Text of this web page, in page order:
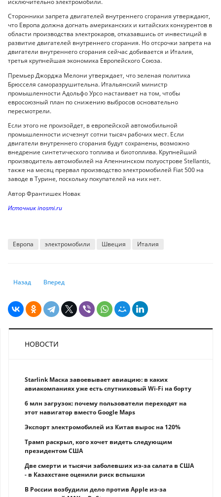
исключительно электромобили.
Сторонники запрета двигателей внутреннего сгорания утверждают,
что Европа должна догнать американских и китайских конкурентов в
области производства электрокаров, отказавшись от инвестиций в
развитие двигателей внутреннего сгорания. Но отсрочки запрета на
двигатели внутреннего сгорания сейчас добивается и Италия,
третья крупнейшая экономика Европейского Союза.
Премьер Джорджа Мелони утверждает, что зеленая политика
Брюсселя саморазрушительна. Итальянский министр
промышленности Адольфо Урсо настаивает на том, чтобы
евросоюзный план по снижению выбросов основательно
пересмотрели.
Если этого не произойдет, в европейской автомобильной
промышленности исчезнут сотни тысяч рабочих мест. Если
двигатели внутреннего сгорания будут сохранены, возможно
внедрение синтетического топлива и биотоплива. Крупнейший
производитель автомобилей на Апеннинском полуострове Stellantis,
также на месяц прервал производство электромобилей Fiat 500 на
заводе в Турине, поскольку покупателей на них нет.
Автор Франтишек Новак
Источник inosmi.ru
Европа электромобили Швеция Италия
Предыдущий: В Минсельхозе Казахстана предположили,
Назад Следующий: Фискальная политика вновь создает
Вперед
НОВОСТИ
Starlink Маска завоевывает авиацию: в каких
авиакомпаниях уже есть спутниковый Wi-Fi на борту
6 млн загрузок: почему пользователи переходят на
этот навигатор вместо Google Maps
Экспорт электромобилей из Китая вырос на 120%
Трамп раскрыл, кого хочет видеть следующим
президентом США
Две смерти и тысячи заболевших из-за салата в США
- в Казахстане оценили риск вспышки
В России возбудили дело против Apple из-за